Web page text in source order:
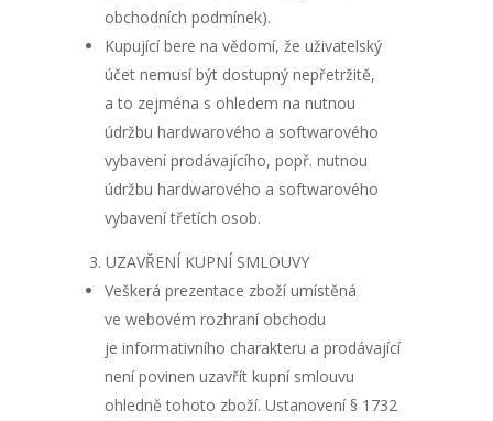
obchodních podmínek).
Kupující bere na vědomí, že uživatelský
účet nemusí být dostupný nepřetržitě,
a to zejména s ohledem na nutnou
údržbu hardwarového a softwarového
vybavení prodávajícího, popř. nutnou
údržbu hardwarového a softwarového
vybavení třetích osob.
UZAVŘENÍ KUPNÍ SMLOUVY
Veškerá prezentace zboží umístěná
ve webovém rozhraní obchodu
je informativního charakteru a prodávající
není povinen uzavřít kupní smlouvu
ohledně tohoto zboží. Ustanovení § 1732